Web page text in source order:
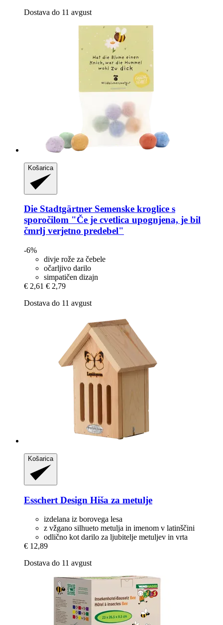
Dostava do 11 avgust
Košarica
Die Stadtgärtner Semenske kroglice s
sporočilom "Če je cvetlica upognjena, je bil
čmrlj verjetno predebel"
-6%
divje rože za čebele
očarljivo darilo
simpatičen dizajn
€ 2,61 € 2,79
Dostava do 11 avgust
Košarica
Esschert Design Hiša za metulje
izdelana iz borovega lesa
z vžgano silhueto metulja in imenom v latinščini
odlično kot darilo za ljubitelje metuljev in vrta
€ 12,89
Dostava do 11 avgust